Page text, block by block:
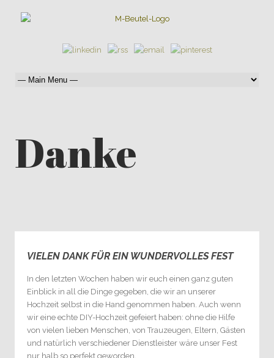
Danke
VIELEN DANK FÜR EIN WUNDERVOLLES FEST
In den letzten Wochen haben wir euch einen ganz guten
Einblick in all die Dinge gegeben, die wir an unserer
Hochzeit selbst in die Hand genommen haben. Auch wenn
wir eine echte DIY-Hochzeit gefeiert haben: ohne die Hilfe
von vielen lieben Menschen, von Trauzeugen, Eltern, Gästen
und natürlich verschiedener Dienstleister wäre unser Fest
nur halb so perfekt geworden.